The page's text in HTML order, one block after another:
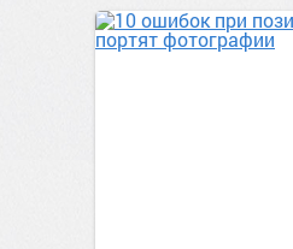
сайт. 23:02 Вчера